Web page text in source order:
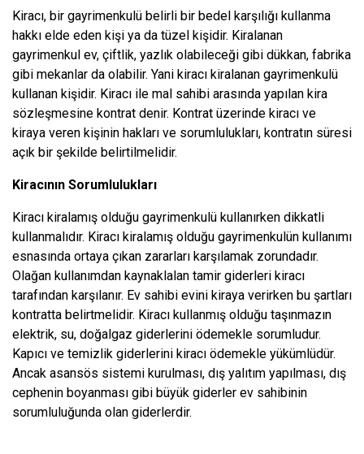
Kiracı, bir gayrimenkulü belirli bir bedel karşılığı kullanma
hakkı elde eden kişi ya da tüzel kişidir. Kiralanan
gayrimenkul ev, çiftlik, yazlık olabileceği gibi dükkan, fabrika
gibi mekanlar da olabilir. Yani kiracı kiralanan gayrimenkulü
kullanan kişidir. Kiracı ile mal sahibi arasında yapılan kira
sözleşmesine kontrat denir. Kontrat üzerinde kiracı ve
kiraya veren kişinin hakları ve sorumlulukları, kontratın süresi
açık bir şekilde belirtilmelidir.
Kiracının Sorumlulukları
Kiracı kiralamış olduğu gayrimenkulü kullanırken dikkatli
kullanmalıdır. Kiracı kiralamış olduğu gayrimenkulün kullanımı
esnasında ortaya çıkan zararları karşılamak zorundadır.
Olağan kullanımdan kaynaklalan tamir giderleri kiracı
tarafından karşılanır. Ev sahibi evini kiraya verirken bu şartları
kontratta belirtmelidir. Kiracı kullanmış olduğu taşınmazın
elektrik, su, doğalgaz giderlerini ödemekle sorumludur.
Kapıcı ve temizlik giderlerini kiracı ödemekle yükümlüdür.
Ancak asansös sistemi kurulması, dış yalıtım yapılması, dış
cephenin boyanması gibi büyük giderler ev sahibinin
sorumluluğunda olan giderlerdir.